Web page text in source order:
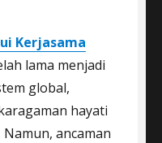
Kerjasama
lama menjadi
global,
hayati
ancaman